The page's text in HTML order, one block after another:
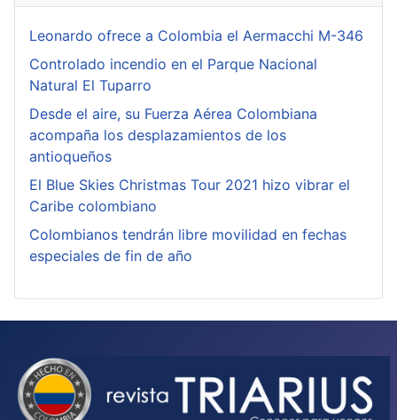
Leonardo ofrece a Colombia el Aermacchi M-346
Controlado incendio en el Parque Nacional
Natural El Tuparro
Desde el aire, su Fuerza Aérea Colombiana
acompaña los desplazamientos de los
antioqueños
El Blue Skies Christmas Tour 2021 hizo vibrar el
Caribe colombiano
Colombianos tendrán libre movilidad en fechas
especiales de fin de año